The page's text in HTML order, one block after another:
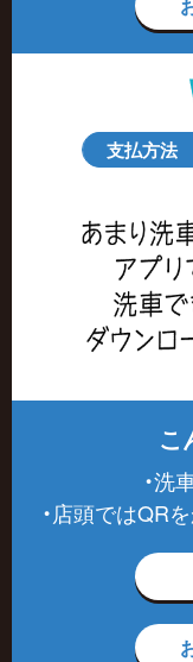
支払方法
こ
・洗
・店頭ではQR